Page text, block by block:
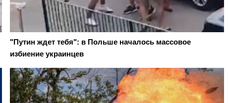
"Путин ждет тебя": в Польше началось массовое
избиение украинцев